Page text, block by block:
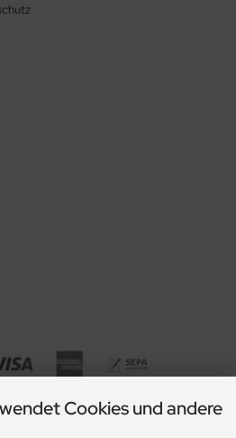
Cookies und andere